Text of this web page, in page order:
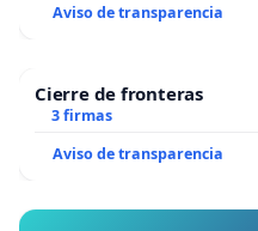
Aviso de transparencia
Cierre de fronteras
3 firmas
Aviso de transparencia